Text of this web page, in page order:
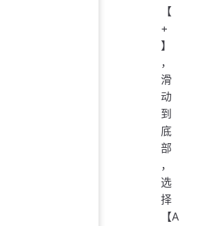
【
+
】
，
滑
动
到
底
部
，
选
择
【A